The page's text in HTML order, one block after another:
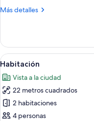
Más detalles
Más
Abrir
todas
las
fotos
de
Habitación
24
Habitación
Vista a la ciudad
22 metros cuadrados
2 habitaciones
4 personas